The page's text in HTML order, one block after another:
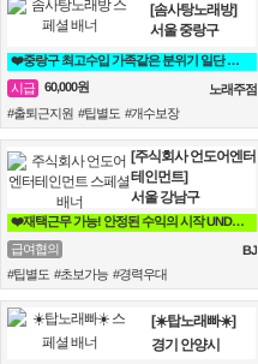
[솜사탕노래방]
서울 중랑구
❤️중랑구 최고수입 가족같은 분위기 일단 전화주세요^^❤️
시급
60,000원
노래주점
#출퇴근지원 #팁별도 #개수보장
[주식회사 언도어엔터
테인먼트]
서울 강남구
❤️재택근무 가능! 안정된 수익의 시작 UNDOOR 법인소속 인플루언서 채용❤️
급여협의
BJ
#팁별도 #초보가능 #경력우대
[☀️탑노래빠☀️]
경기 안양시